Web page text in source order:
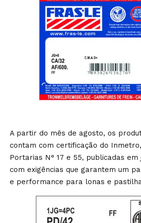
A partir do mês de agosto, os
contam com certificação do
Portarias N° 17 e 55, publicadas em
com exigências que garantem um
e performance para lonas e